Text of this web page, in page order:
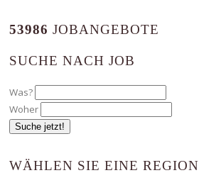
53986 JOBANGEBOTE
SUCHE NACH JOB
Was?
Woher
WÄHLEN SIE EINE REGION